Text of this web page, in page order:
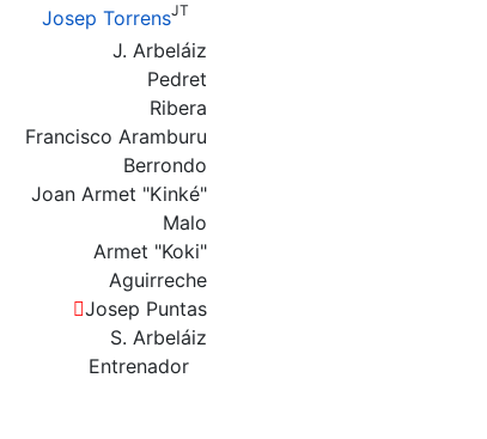
Josep TorrensJT
J. Arbeláiz
Pedret
Ribera
Francisco Aramburu
Berrondo
Joan Armet "Kinké"
Malo
Armet "Koki"
Aguirreche
Josep Puntas
S. Arbeláiz
Entrenador